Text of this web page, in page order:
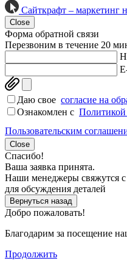
Сайткрафт –
Close
Форма обратной связи
Перезвоним в течение 20
Даю свое согласие на
Ознакомлен c Политикой
Пользовательским
Close
Спасибо!
Ваша заявка принята.
Наши менеджеры свяжутся
для обсуждения деталей
Вернуться назад
Добро пожаловать!
Благодарим за посещение
Продолжить